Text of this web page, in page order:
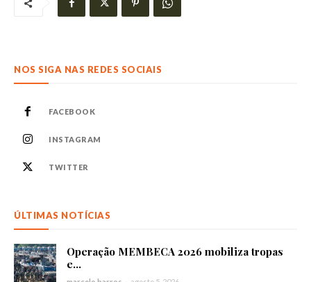
NOS SIGA NAS REDES SOCIAIS
FACEBOOK
INSTAGRAM
TWITTER
ÚLTIMAS NOTÍCIAS
Operação MEMBECA 2026 mobiliza tropas
e...